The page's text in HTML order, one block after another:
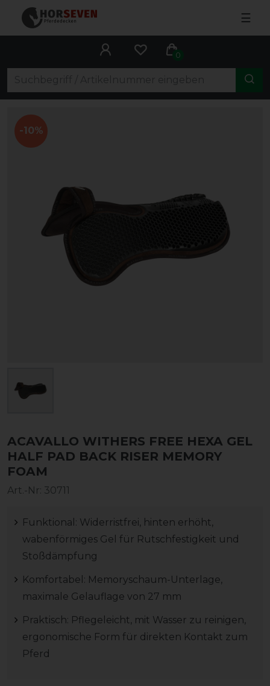
☰
0
-10%
ACAVALLO WITHERS FREE HEXA GEL
HALF PAD BACK RISER MEMORY
FOAM
Art.-Nr: 30711
Funktional: Widerristfrei, hinten erhöht,
wabenförmiges Gel für Rutschfestigkeit und
Stoßdämpfung
Komfortabel: Memoryschaum-Unterlage,
maximale Gelauflage von 27 mm
Praktisch: Pflegeleicht, mit Wasser zu reinigen,
ergonomische Form für direkten Kontakt zum
Pferd